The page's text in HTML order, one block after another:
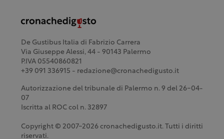
De Gustibus Italia di Fabrizio Carrera
Via Giuseppe Alessi, 44 - 90143 Palermo
P.IVA 05540860821
+39 091 336915 - redazione@cronachedigusto.it
Autorizzazione del tribunale di Palermo n. 9 del 26-04-
07
Iscritta al ROC col n. 32897
Copyright © 2007-2026 cronachedigusto.it. Tutti i diritti
riservati.